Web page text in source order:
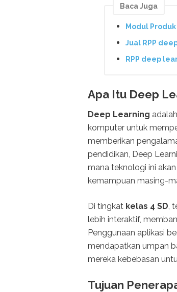
Baca Juga
Modul
Jual RPP
RPP deep
Apa Itu Deep
Deep Learning
komputer untuk
memberikan
pendidikan, Deep
mana teknologi ini
kemampuan masing-
Di tingkat kelas 4 SD ,
lebih interaktif,
Penggunaan aplikasi
mendapatkan umpan
mereka kebebasan
Tujuan